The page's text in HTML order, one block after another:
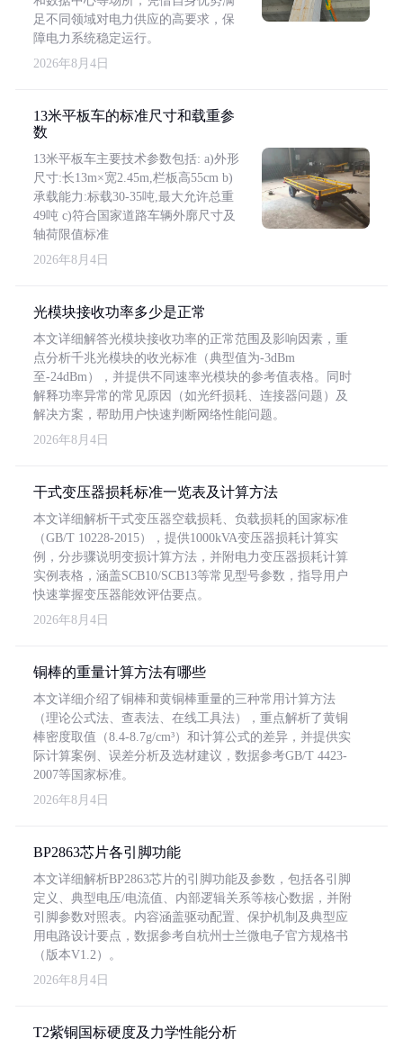
足不同领域对电力供应的高要求，保
障电力系统稳定运行。
2026年8月4日
13米平板车的标准尺寸和载重参
数
13米平板车主要技术参数包括: a)外形
尺寸:长13m×宽2.45m,栏板高55cm b)
承载能力:标载30-35吨,最大允许总重
49吨 c)符合国家道路车辆外廓尺寸及
轴荷限值标准
2026年8月4日
光模块接收功率多少是正常
本文详细解答光模块接收功率的正常范围及影响因素，重
点分析千兆光模块的收光标准（典型值为-3dBm
至-24dBm），并提供不同速率光模块的参考值表格。同时
解释功率异常的常见原因（如光纤损耗、连接器问题）及
解决方案，帮助用户快速判断网络性能问题。
2026年8月4日
干式变压器损耗标准一览表及计算方法
本文详细解析干式变压器空载损耗、负载损耗的国家标准
（GB/T 10228-2015），提供1000kVA变压器损耗计算实
例，分步骤说明变损计算方法，并附电力变压器损耗计算
实例表格，涵盖SCB10/SCB13等常见型号参数，指导用户
快速掌握变压器能效评估要点。
2026年8月4日
铜棒的重量计算方法有哪些
本文详细介绍了铜棒和黄铜棒重量的三种常用计算方法
（理论公式法、查表法、在线工具法），重点解析了黄铜
棒密度取值（8.4-8.7g/cm³）和计算公式的差异，并提供实
际计算案例、误差分析及选材建议，数据参考GB/T 4423-
2007等国家标准。
2026年8月4日
BP2863芯片各引脚功能
本文详细解析BP2863芯片的引脚功能及参数，包括各引脚
定义、典型电压/电流值、内部逻辑关系等核心数据，并附
引脚参数对照表。内容涵盖驱动配置、保护机制及典型应
用电路设计要点，数据参考自杭州士兰微电子官方规格书
（版本V1.2）。
2026年8月4日
T2紫铜国标硬度及力学性能分析